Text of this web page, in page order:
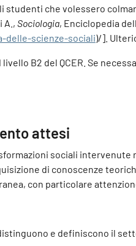
che volessero
A., Sociologia, Enciclopedia
delle-scienze-sociali)/].
B2 del QCER. Se
attesi
sociali
di conoscenze
con particolare
e definiscono il